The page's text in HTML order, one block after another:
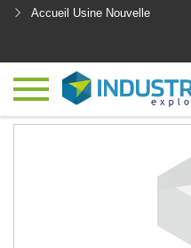
Accueil Usine Nouvelle